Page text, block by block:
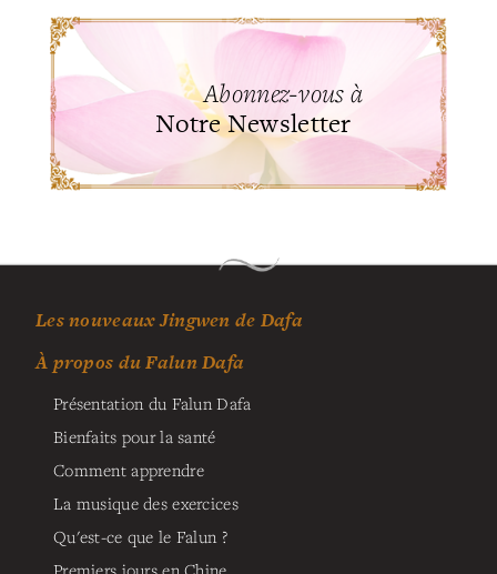
Abonnez-vous à
Notre Newsletter
Les nouveaux Jingwen de Dafa
À propos du Falun Dafa
Présentation du Falun Dafa
Bienfaits pour la santé
Comment apprendre
La musique des exercices
Qu'est-ce que le Falun ?